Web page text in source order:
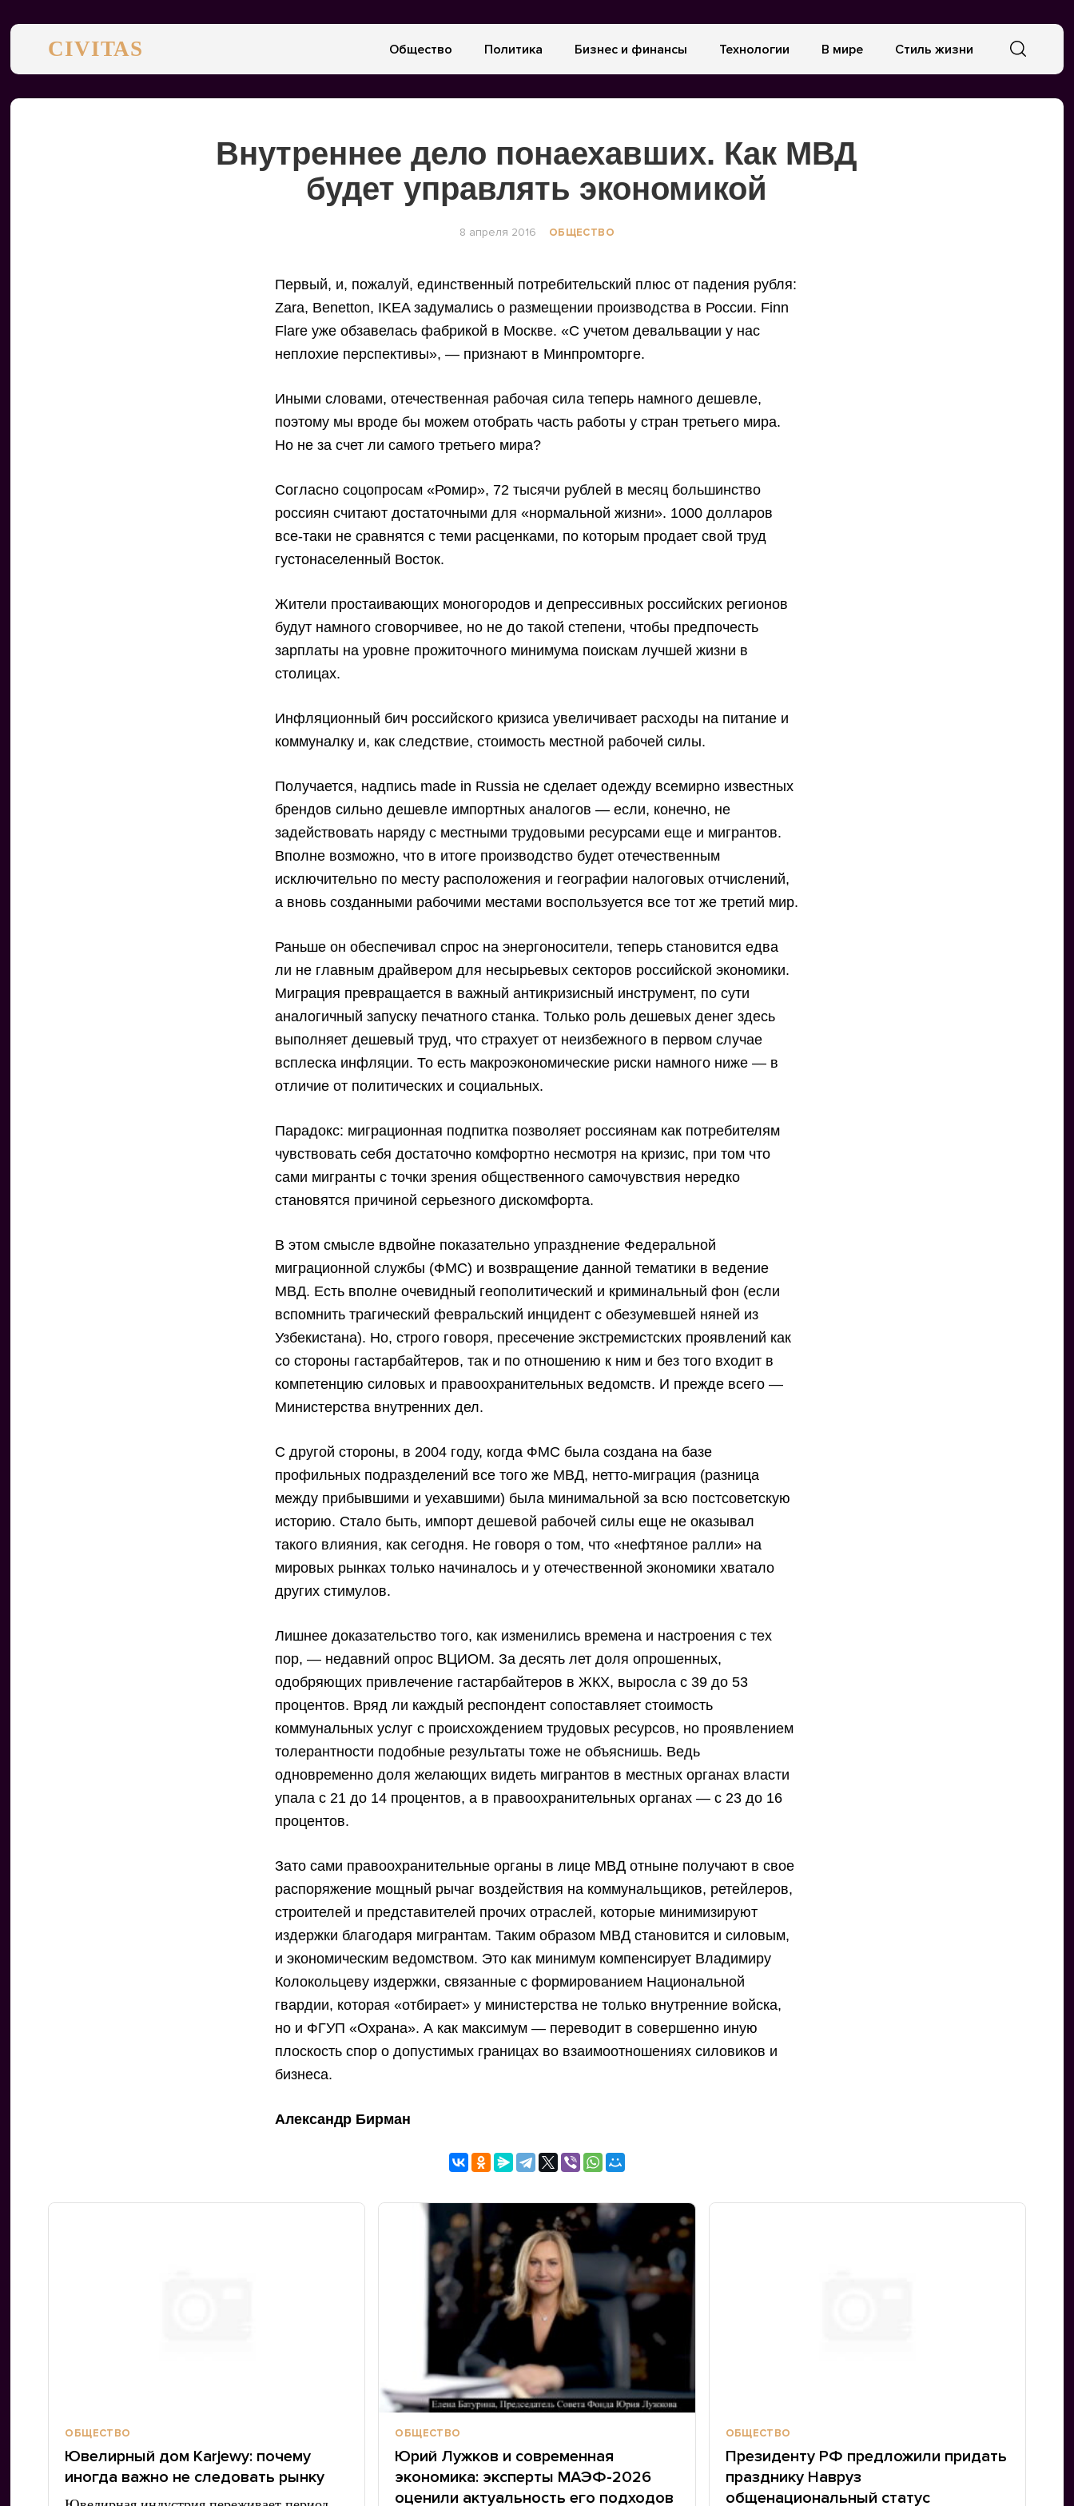
CIVITAS Общество Политика Бизнес и финансы Технологии В мире Стиль жизни
Внутреннее дело понаехавших. Как МВД
будет управлять экономикой
8 апреля 2016 ОБЩЕСТВО
Первый, и, пожалуй, единственный потребительский плюс от падения рубля:
Zara, Benetton, IKEA задумались о размещении производства в России. Finn
Flare уже обзавелась фабрикой в Москве. «С учетом девальвации у нас
неплохие перспективы», — признают в Минпромторге.
Иными словами, отечественная рабочая сила теперь намного дешевле,
поэтому мы вроде бы можем отобрать часть работы у стран третьего мира.
Но не за счет ли самого третьего мира?
Согласно соцопросам «Ромир», 72 тысячи рублей в месяц большинство
россиян считают достаточными для «нормальной жизни». 1000 долларов
все-таки не сравнятся с теми расценками, по которым продает свой труд
густонаселенный Восток.
Жители простаивающих моногородов и депрессивных российских регионов
будут намного сговорчивее, но не до такой степени, чтобы предпочесть
зарплаты на уровне прожиточного минимума поискам лучшей жизни в
столицах.
Инфляционный бич российского кризиса увеличивает расходы на питание и
коммуналку и, как следствие, стоимость местной рабочей силы.
Получается, надпись made in Russia не сделает одежду всемирно известных
брендов сильно дешевле импортных аналогов — если, конечно, не
задействовать наряду с местными трудовыми ресурсами еще и мигрантов.
Вполне возможно, что в итоге производство будет отечественным
исключительно по месту расположения и географии налоговых отчислений,
а вновь созданными рабочими местами воспользуется все тот же третий мир.
Раньше он обеспечивал спрос на энергоносители, теперь становится едва
ли не главным драйвером для несырьевых секторов российской экономики.
Миграция превращается в важный антикризисный инструмент, по сути
аналогичный запуску печатного станка. Только роль дешевых денег здесь
выполняет дешевый труд, что страхует от неизбежного в первом случае
всплеска инфляции. То есть макроэкономические риски намного ниже — в
отличие от политических и социальных.
Парадокс: миграционная подпитка позволяет россиянам как потребителям
чувствовать себя достаточно комфортно несмотря на кризис, при том что
сами мигранты с точки зрения общественного самочувствия нередко
становятся причиной серьезного дискомфорта.
В этом смысле вдвойне показательно упразднение Федеральной
миграционной службы (ФМС) и возвращение данной тематики в ведение
МВД. Есть вполне очевидный геополитический и криминальный фон (если
вспомнить трагический февральский инцидент с обезумевшей няней из
Узбекистана). Но, строго говоря, пресечение экстремистских проявлений как
со стороны гастарбайтеров, так и по отношению к ним и без того входит в
компетенцию силовых и правоохранительных ведомств. И прежде всего —
Министерства внутренних дел.
С другой стороны, в 2004 году, когда ФМС была создана на базе
профильных подразделений все того же МВД, нетто-миграция (разница
между прибывшими и уехавшими) была минимальной за всю постсоветскую
историю. Стало быть, импорт дешевой рабочей силы еще не оказывал
такого влияния, как сегодня. Не говоря о том, что «нефтяное ралли» на
мировых рынках только начиналось и у отечественной экономики хватало
других стимулов.
Лишнее доказательство того, как изменились времена и настроения с тех
пор, — недавний опрос ВЦИОМ. За десять лет доля опрошенных,
одобряющих привлечение гастарбайтеров в ЖКХ, выросла с 39 до 53
процентов. Вряд ли каждый респондент сопоставляет стоимость
коммунальных услуг с происхождением трудовых ресурсов, но проявлением
толерантности подобные результаты тоже не объяснишь. Ведь
одновременно доля желающих видеть мигрантов в местных органах власти
упала с 21 до 14 процентов, а в правоохранительных органах — с 23 до 16
процентов.
Зато сами правоохранительные органы в лице МВД отныне получают в свое
распоряжение мощный рычаг воздействия на коммунальщиков, ретейлеров,
строителей и представителей прочих отраслей, которые минимизируют
издержки благодаря мигрантам. Таким образом МВД становится и силовым,
и экономическим ведомством. Это как минимум компенсирует Владимиру
Колокольцеву издержки, связанные с формированием Национальной
гвардии, которая «отбирает» у министерства не только внутренние войска,
но и ФГУП «Охрана». А как максимум — переводит в совершенно иную
плоскость спор о допустимых границах во взаимоотношениях силовиков и
бизнеса.
Александр Бирман
ОБЩЕСТВО
Ювелирный дом Karjewy: почему
иногда важно не следовать рынку
ОБЩЕСТВО
Юрий Лужков и современная
экономика: эксперты МАЭФ-2026
оценили актуальность его подходов
ОБЩЕСТВО
Президенту РФ предложили придать
празднику Навруз
общенациональный статус